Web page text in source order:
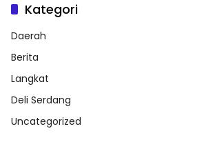
Kategori
Daerah
Berita
Langkat
Deli Serdang
Uncategorized